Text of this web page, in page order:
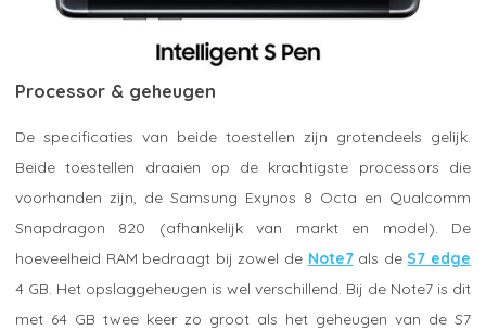
Processor & geheugen
De specificaties van beide toestellen zijn grotendeels gelijk.
Beide toestellen draaien op de krachtigste processors die
voorhanden zijn, de Samsung Exynos 8 Octa en Qualcomm
Snapdragon 820 (afhankelijk van markt en model). De
hoeveelheid RAM bedraagt bij zowel de Note7als deS7 edge
4 GB. Het opslaggeheugen is wel verschillend. Bij de Note7 is dit
met 64 GB twee keer zo groot als het geheugen van de S7